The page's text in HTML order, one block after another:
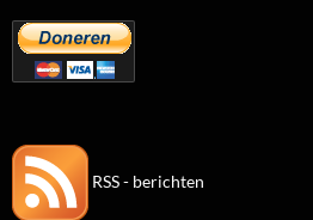
RSS - berichten